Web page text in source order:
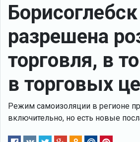
разрешена
торговля, в
в торговых
Режим самоизоляции в регионе
включительно, но есть новые